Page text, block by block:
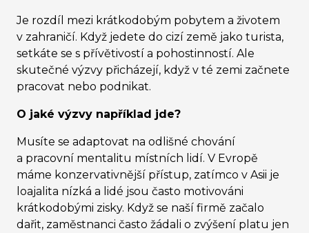
Je rozdíl mezi krátkodobým pobytem a životem
v zahraničí. Když jedete do cizí země jako turista,
setkáte se s přívětivostí a pohostinností. Ale
skutečné výzvy přicházejí, když v té zemi začnete
pracovat nebo podnikat.
O jaké výzvy například jde?
Musíte se adaptovat na odlišné chování
a pracovní mentalitu místních lidí. V Evropě
máme konzervativnější přístup, zatímco v Asii je
loajalita nízká a lidé jsou často motivováni
krátkodobými zisky. Když se naší firmě začalo
dařit, zaměstnanci často žádali o zvýšení platu jen